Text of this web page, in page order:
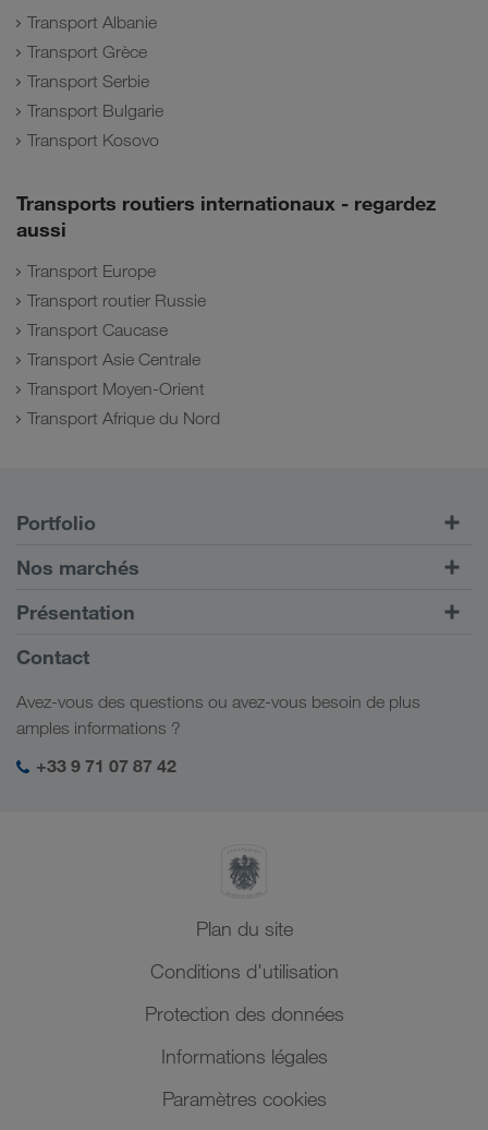
Transport Albanie
Transport Grèce
Transport Serbie
Transport Bulgarie
Transport Kosovo
Transports routiers internationaux - regardez
aussi
Transport Europe
Transport routier Russie
Transport Caucase
Transport Asie Centrale
Transport Moyen-Orient
Transport Afrique du Nord
Portfolio
Transports routiers
Portail client CONNECT
Solutions numériques
Solutions par branche
Mon espace de connexion LKW WALTER
Nos marchés
Europe
Caucase
Asie Centrale
Moyen-Orient
Afrique du Nord
Présentation
Informations générales
Responsabilité sociale
Contact
Avez-vous des questions ou avez-vous besoin de plus
amples informations ?
+33 9 71 07 87 42
Plan du site
Conditions d'utilisation
Protection des données
Informations légales
Paramètres cookies